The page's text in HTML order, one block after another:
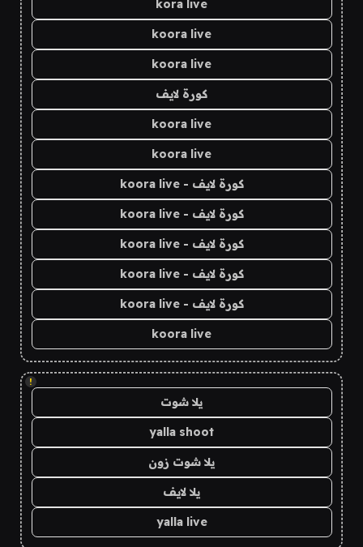
kora live
koora live
koora live
كورة لايف
koora live
koora live
كورة لايف - koora live
كورة لايف - koora live
كورة لايف - koora live
كورة لايف - koora live
كورة لايف - koora live
koora live
!
يلا شوت
yalla shoot
يلا شوت زون
يلا لايف
yalla live